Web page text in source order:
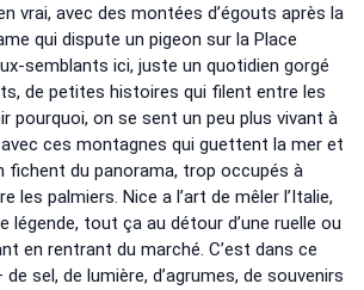
vrai, avec des montées d’égouts après la
qui dispute un pigeon sur la Place
semblants ici, juste un quotidien gorgé
de petites histoires qui filent entre les
pourquoi, on se sent un peu plus vivant à
ces montagnes qui guettent la mer et
fichent du panorama, trop occupés à
les palmiers. Nice a l’art de mêler l’Italie,
légende, tout ça au détour d’une ruelle ou
en rentrant du marché. C’est dans ce
sel, de lumière, d’agrumes, de souvenirs